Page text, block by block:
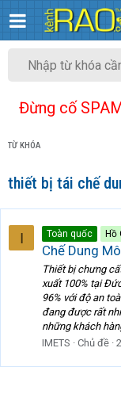
Đừng cố
TỪ KHÓA
thiết bị tái chế
I Toàn quốc Hồ
Chế Dung
Thiết bị chưng
xuất 100% tại
96% với độ an
đang được rất
những khách
IMETS
Chủ đề